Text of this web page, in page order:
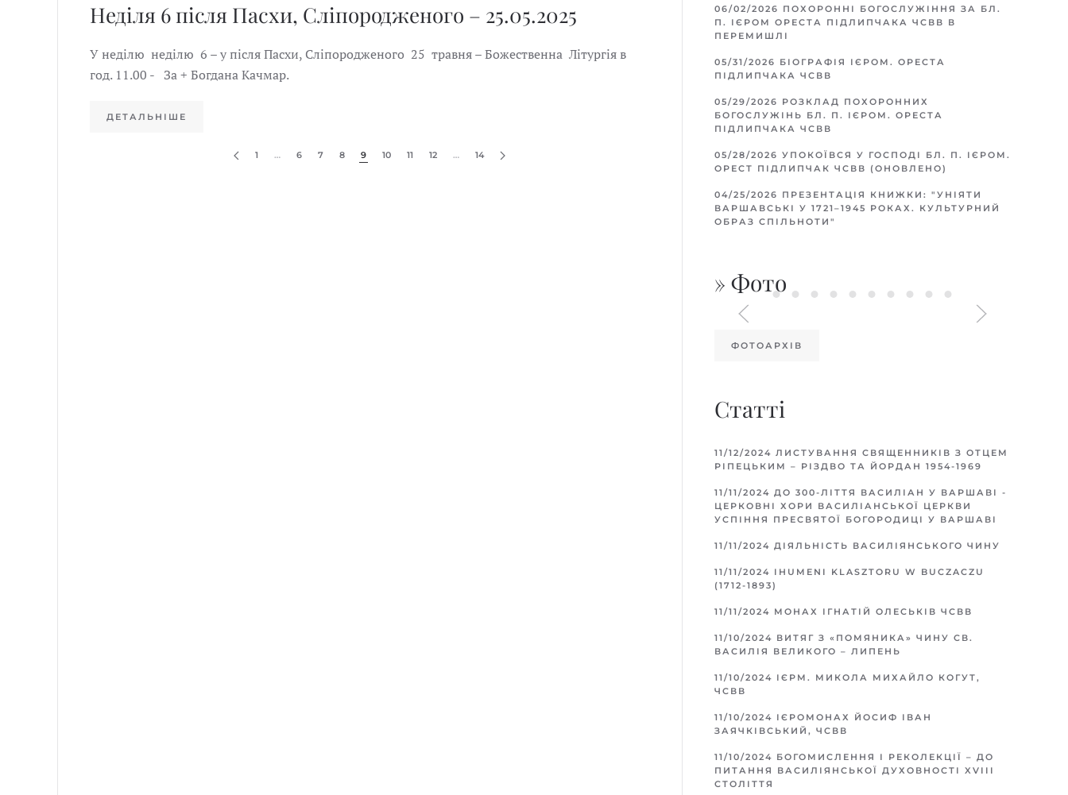
Неділя 6 після Пасхи, Сліпородженого – 25.05.2025
У неділю неділю 6 – у після Пасхи, Сліпородженого 25 травня – Божественна Літургія в
год. 11.00 - За + Богдана Качмар.
ДЕТАЛЬНІШЕ
1 … 6 7 8 9 10 11 12 … 14
06/02/2026 ПОХОРОННІ БОГОСЛУЖІННЯ ЗА БЛ.
П. ІЄРОМ ОРЕСТА ПІДЛИПЧАКА ЧСВВ В
ПЕРЕМИШЛІ
05/31/2026 БІОГРАФІЯ ІЄРОМ. ОРЕСТА
ПІДЛИПЧАКА ЧСВВ
05/29/2026 РОЗКЛАД ПОХОРОННИХ
БОГОСЛУЖІНЬ БЛ. П. ІЄРОМ. ОРЕСТА
ПІДЛИПЧАКА ЧСВВ
05/28/2026 УПОКОЇВСЯ У ГОСПОДІ БЛ. П. ІЄРОМ.
ОРЕСТ ПІДЛИПЧАК ЧСВВ (ОНОВЛЕНО)
04/25/2026 ПРЕЗЕНТАЦІЯ КНИЖКИ: "УНІЯТИ
ВАРШАВСЬКІ У 1721–1945 РОКАХ. КУЛЬТУРНИЙ
ОБРАЗ СПІЛЬНОТИ"
» Фото
ФОТОАРХІВ
Статті
11/12/2024 ЛИСТУВАННЯ СВЯЩЕННИКІВ З ОТЦЕМ
РІПЕЦЬКИМ – РІЗДВО ТА ЙОРДАН 1954-1969
11/11/2024 ДО 300-ЛІТТЯ ВАСИЛІАН У ВАРШАВІ -
ЦЕРКОВНІ ХОРИ ВАСИЛІАНСЬКОЇ ЦЕРКВИ
УСПІННЯ ПРЕСВЯТОЇ БОГОРОДИЦІ У ВАРШАВІ
11/11/2024 ДІЯЛЬНІСТЬ ВАСИЛІЯНСЬКОГО ЧИНУ
11/11/2024 IHUMENI KLASZTORU W BUCZACZU
(1712-1893)
11/11/2024 МОНАХ ІГНАТІЙ ОЛЕСЬКІВ ЧСВВ
11/10/2024 ВИТЯГ З «ПОМЯНИКА» ЧИНУ СВ.
ВАСИЛІЯ ВЕЛИКОГО – ЛИПЕНЬ
11/10/2024 ІЄРМ. МИКОЛА МИХАЙЛО КОГУТ,
ЧСВВ
11/10/2024 ІЄРОМОНАХ ЙОСИФ ІВАН
ЗАЯЧКІВСЬКИЙ, ЧСВВ
11/10/2024 БОГОМИСЛЕННЯ І РЕКОЛЕКЦІЇ – ДО
ПИТАННЯ ВАСИЛІЯНСЬКОЇ ДУХОВНОСТІ XVIII
СТОЛІТТЯ